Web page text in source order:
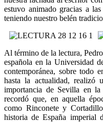
estuvo animado gracias a
teniendo nuestro belén
Al término de la lectura,
española en la Universidad
contemporánea, sobre todo
hasta la actualidad, realizó
importancia de Sevilla en
recordó que, en aquella
como Rinconete y
historia de España imperial